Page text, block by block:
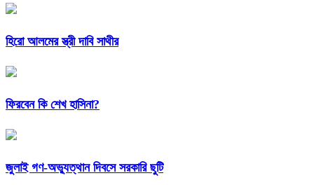
হিরো আলমের স্ত্রী দাবি সাথীর
ফিরবেন কি শেখ হাসিনা?
জুলাই গণ-অভ্যুত্থান দিবসে সরকারি ছুটি